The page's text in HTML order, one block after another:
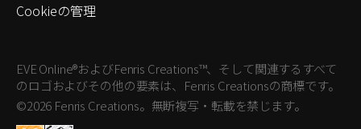
Cookieの管理
EVE Online®およびFenris Creations™、そして関連するすべて
のロゴおよびその他の要素は、Fenris Creationsの商標です。
©2026 Fenris Creations。無断複写・転載を禁じます。